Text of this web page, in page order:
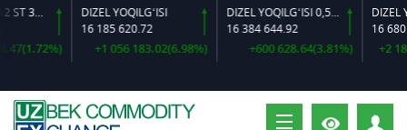
ARMATURA 12 ST 35 GS O‘LCHAMLI
DIZEL YOQILG‘ISI
16 185 620.72
+1 056 183.02(6.98%)
DIZEL YOQILG‘ISI 0,5-40
16 384 644.92
+600 628.64(3.81%)
16 680
+2 182